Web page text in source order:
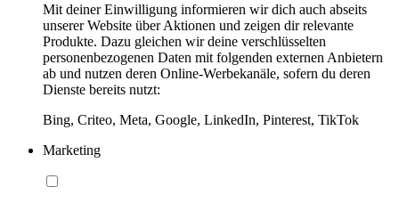
Mit deiner Einwilligung informieren wir dich auch abseits
unserer Website über Aktionen und zeigen dir relevante
Produkte. Dazu gleichen wir deine verschlüsselten
personenbezogenen Daten mit folgenden externen Anbietern
ab und nutzen deren Online-Werbekanäle, sofern du deren
Dienste bereits nutzt:
Bing, Criteo, Meta, Google, LinkedIn, Pinterest, TikTok
Marketing